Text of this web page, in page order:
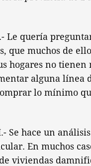
Le quería
que muchos de
hogares no tienen
alguna línea
lo mínimo
Se hace un
En muchos
viviendas